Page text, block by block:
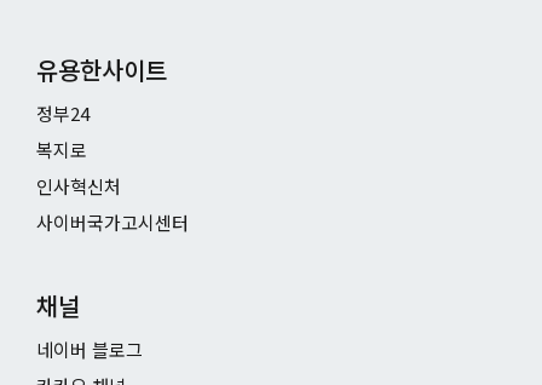
유용한사이트
정부24
복지로
인사혁신처
사이버국가고시센터
채널
네이버 블로그